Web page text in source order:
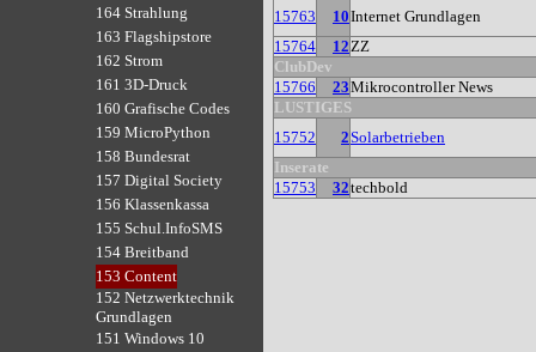
164 Strahlung
163 Flagshipstore
162 Strom
161 3D-Druck
160 Grafische Codes
159 MicroPython
158 Bundesrat
157 Digital Society
156 Klassenkassa
155 Schul.InfoSMS
154 Breitband
153 Content
152 Netzwerktechnik
Grundlagen
151 Windows 10
15763 10Internet Grundlagen
15764
12ZZ
ClubDev
15766
23Mikrocontroller News
LUSTIGES
15752
2Solarbetrieben
Inserate
15753
32techbold